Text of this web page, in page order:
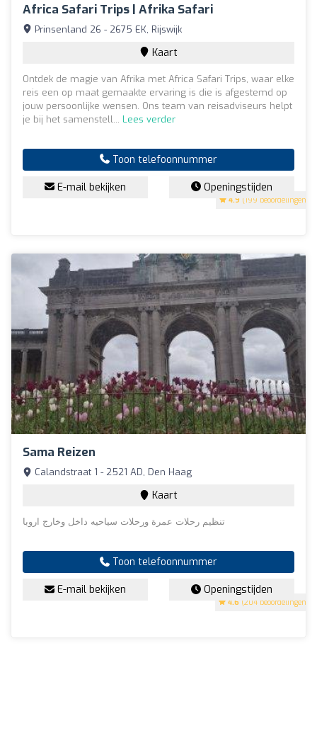
Africa Safari Trips | Afrika Safari
4.9 (199 beoordelingen)
Prinsenland 26 - 2675 EK, Rijswijk
Kaart
Ontdek de magie van Afrika met Africa Safari Trips, waar elke
reis een op maat gemaakte ervaring is die is afgestemd op
jouw persoonlijke wensen. Ons team van reisadviseurs helpt
je bij het samenstell... Lees verder
Toon telefoonnummer
E-mail bekijken Openingstijden
Sama Reizen
4.6 (204 beoordelingen)
Calandstraat 1 - 2521 AD, Den Haag
Kaart
تنظيم رحلات عمرة ورحلات سياحيه داخل وخارج اروبا
Toon telefoonnummer
E-mail bekijken Openingstijden